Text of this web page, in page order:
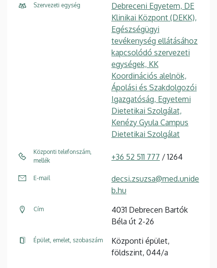
Szervezeti egység
Debreceni Egyetem, DE
Klinikai Központ (DEKK),
Egészségügyi
tevékenység ellátásához
kapcsolódó szervezeti
egységek, KK
Koordinációs alelnök,
Ápolási és Szakdolgozói
Igazgatóság, Egyetemi
Dietetikai Szolgálat,
Kenézy Gyula Campus
Dietetikai Szolgálat
Központi telefonszám,
mellék
+36 52 511 777 / 1264
E-mail
decsi.zsuzsa@med.unide
b.hu
Cím
4031 Debrecen Bartók
Béla út 2-26
Épület, emelet, szobaszám
Központi épület,
földszint, 044/a